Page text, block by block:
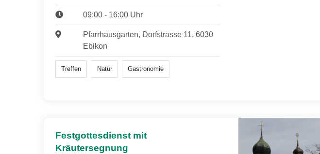
09:00 - 16:00 Uhr
Pfarrhausgarten, Dorfstrasse 11, 6030
Ebikon
Treffen Natur Gastronomie
Festgottesdienst mit
Kräutersegnung